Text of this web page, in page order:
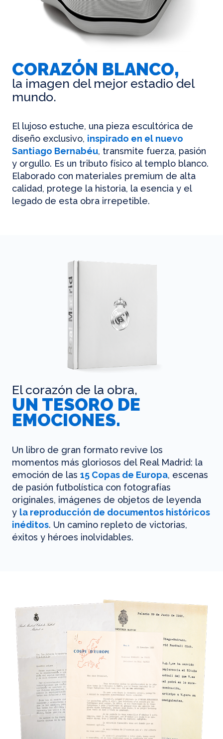
CORAZÓN BLANCO,
la imagen del mejor estadio del
mundo.
El lujoso estuche, una pieza escultórica de
diseño exclusivo, inspirado en el nuevo
Santiago Bernabéu, transmite fuerza, pasión
y orgullo. Es un tributo físico al templo blanco.
Elaborado con materiales premium de alta
calidad, protege la historia, la esencia y el
legado de esta obra irrepetible.
El corazón de la obra,
UN TESORO DE
EMOCIONES.
Un libro de gran formato revive los
momentos más gloriosos del Real Madrid: la
emoción de las 15 Copas de Europa, escenas
de pasión futbolística con fotografías
originales, imágenes de objetos de leyenda
y la reproducción de documentos históricos
inéditos. Un camino repleto de victorias,
éxitos y héroes inolvidables.